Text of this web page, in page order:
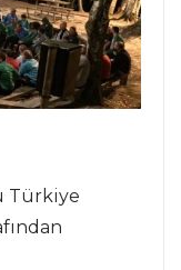
Türkiye